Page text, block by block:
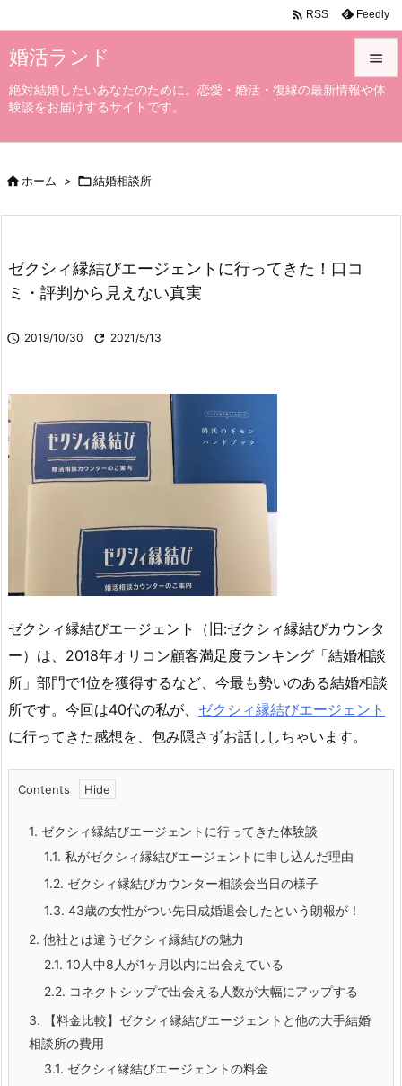
婚活ランド
絶対結婚したいあなたのために。恋愛・婚活・復縁の最新情報や体
験談をお届けするサイトです。



 RSS Feedly
ホーム > 結婚相談所
ゼクシィ縁結びエージェントに行ってきた！口コ
ミ・評判から見えない真実
 2019/10/30  2021/5/13
ゼクシィ縁結びエージェント（旧:ゼクシィ縁結びカウンタ
ー）は、2018年オリコン顧客満足度ランキング「結婚相談
所」部門で1位を獲得するなど、今最も勢いのある結婚相談
所です。今回は40代の私が、 ゼクシィ縁結びエージェント
に行ってきた感想を、包み隠さずお話ししちゃいます。
Contents
1. ゼクシィ縁結びエージェントに行ってきた体験談
1.1. 私がゼクシィ縁結びエージェントに申し込んだ理由
1.2. ゼクシィ縁結びカウンター相談会当日の様子
1.3. 43歳の女性がつい先日成婚退会したという朗報が！
2. 他社とは違うゼクシィ縁結びの魅力
2.1. 10人中8人が1ヶ月以内に出会えている
2.2. コネクトシップで出会える人数が大幅にアップする
3. 【料金比較】ゼクシィ縁結びエージェントと他の大手結婚
相談所の費用
3.1. ゼクシィ縁結びエージェントの料金